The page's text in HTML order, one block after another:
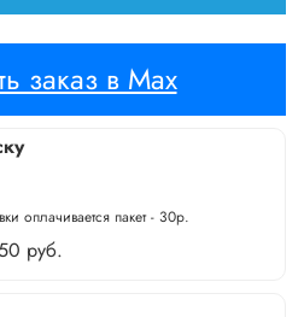
заказ в Max
оплачивается пакет - 30р.
руб.